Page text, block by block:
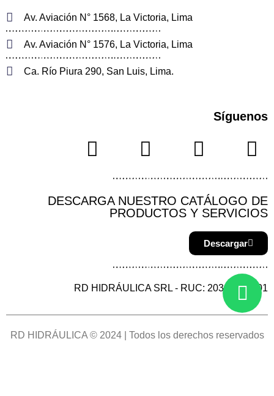
Av. Aviación N° 1568, La Victoria, Lima
Av. Aviación N° 1576, La Victoria, Lima
Ca. Río Piura 290, San Luis, Lima.
Síguenos
DESCARGA NUESTRO CATÁLOGO DE
PRODUCTOS Y SERVICIOS
Descargar
RD HIDRÁULICA SRL - RUC: 20387144901
RD HIDRÁULICA © 2024 | Todos los derechos reservados